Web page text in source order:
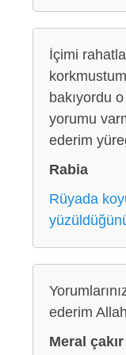
İçimi
bakıyordu
yorumu
ederim
Rabia
Rüyada
ederim
Meral çakır